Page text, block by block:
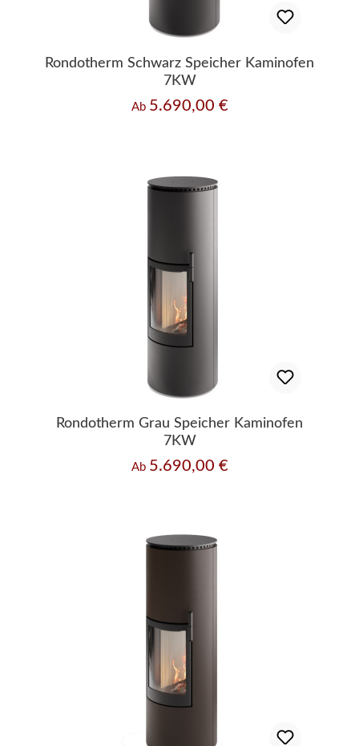
Rondotherm Schwarz Speicher Kaminofen
7KW
Regulärer Preis:
Ab 5.690,00 €
Rondotherm Grau Speicher Kaminofen
7KW
Regulärer Preis:
Ab 5.690,00 €